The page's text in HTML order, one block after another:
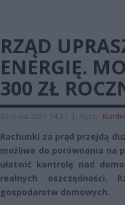
RZĄD
ENERGIĘ.
300 ZŁ
30 maja 2025 14:37 | Autor:
Rachunki za prąd przejdą
możliwe do porównania na
ułatwić kontrolę nad
realnych oszczędności.
gospodarstw domowych.